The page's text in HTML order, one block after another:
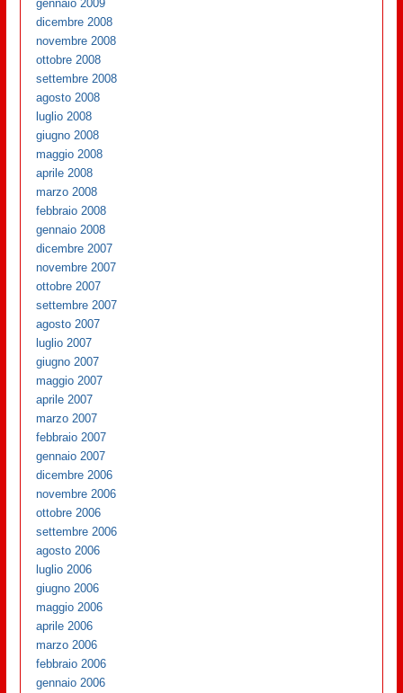
gennaio 2009
dicembre 2008
novembre 2008
ottobre 2008
settembre 2008
agosto 2008
luglio 2008
giugno 2008
maggio 2008
aprile 2008
marzo 2008
febbraio 2008
gennaio 2008
dicembre 2007
novembre 2007
ottobre 2007
settembre 2007
agosto 2007
luglio 2007
giugno 2007
maggio 2007
aprile 2007
marzo 2007
febbraio 2007
gennaio 2007
dicembre 2006
novembre 2006
ottobre 2006
settembre 2006
agosto 2006
luglio 2006
giugno 2006
maggio 2006
aprile 2006
marzo 2006
febbraio 2006
gennaio 2006